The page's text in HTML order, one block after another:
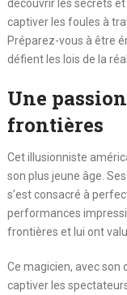
découvrir les secrets et
captiver les foules à
Préparez-vous à être
défient les lois de la
Une
frontières
Cet illusionniste
son plus jeune âge.
s’est consacré à
performances
frontières et lui ont
Ce magicien, avec son
captiver les